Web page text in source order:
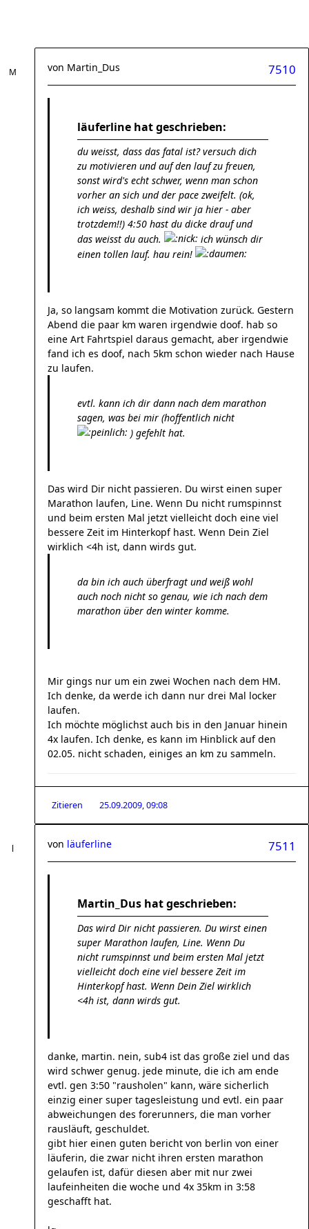
7510
von Martin_Dus
läuferline hat geschrieben:
du weisst, dass das fatal ist? versuch dich
zu motivieren und auf den lauf zu freuen,
sonst wird's echt schwer, wenn man schon
vorher an sich und der pace zweifelt. (ok,
ich weiss, deshalb sind wir ja hier - aber
trotzdem!!) 4:50 hast du dicke drauf und
das weisst du auch.
ich wünsch dir
einen tollen lauf. hau rein!
Ja, so langsam kommt die Motivation zurück. Gestern
Abend die paar km waren irgendwie doof. hab so
eine Art Fahrtspiel daraus gemacht, aber irgendwie
fand ich es doof, nach 5km schon wieder nach Hause
zu laufen.
evtl. kann ich dir dann nach dem marathon
sagen, was bei mir (hoffentlich nicht
) gefehlt hat.
Das wird Dir nicht passieren. Du wirst einen super
Marathon laufen, Line. Wenn Du nicht rumspinnst
und beim ersten Mal jetzt vielleicht doch eine viel
bessere Zeit im Hinterkopf hast. Wenn Dein Ziel
wirklich <4h ist, dann wirds gut.
da bin ich auch überfragt und weiß wohl
auch noch nicht so genau, wie ich nach dem
marathon über den winter komme.
Mir gings nur um ein zwei Wochen nach dem HM.
Ich denke, da werde ich dann nur drei Mal locker
laufen.
Ich möchte möglichst auch bis in den Januar hinein
4x laufen. Ich denke, es kann im Hinblick auf den
02.05. nicht schaden, einiges an km zu sammeln.
Zitieren 25.09.2009, 09:08
7511
von läuferline
Martin_Dus hat geschrieben:
Das wird Dir nicht passieren. Du wirst einen
super Marathon laufen, Line. Wenn Du
nicht rumspinnst und beim ersten Mal jetzt
vielleicht doch eine viel bessere Zeit im
Hinterkopf hast. Wenn Dein Ziel wirklich
<4h ist, dann wirds gut.
danke, martin. nein, sub4 ist das große ziel und das
wird schwer genug. jede minute, die ich am ende
evtl. gen 3:50 "rausholen" kann, wäre sicherlich
einzig einer super tagesleistung und evtl. ein paar
abweichungen des forerunners, die man vorher
rausläuft, geschuldet.
gibt hier einen guten bericht von berlin von einer
läuferin, die zwar nicht ihren ersten marathon
gelaufen ist, dafür diesen aber mit nur zwei
laufeinheiten die woche und 4x 35km in 3:58
geschafft hat.